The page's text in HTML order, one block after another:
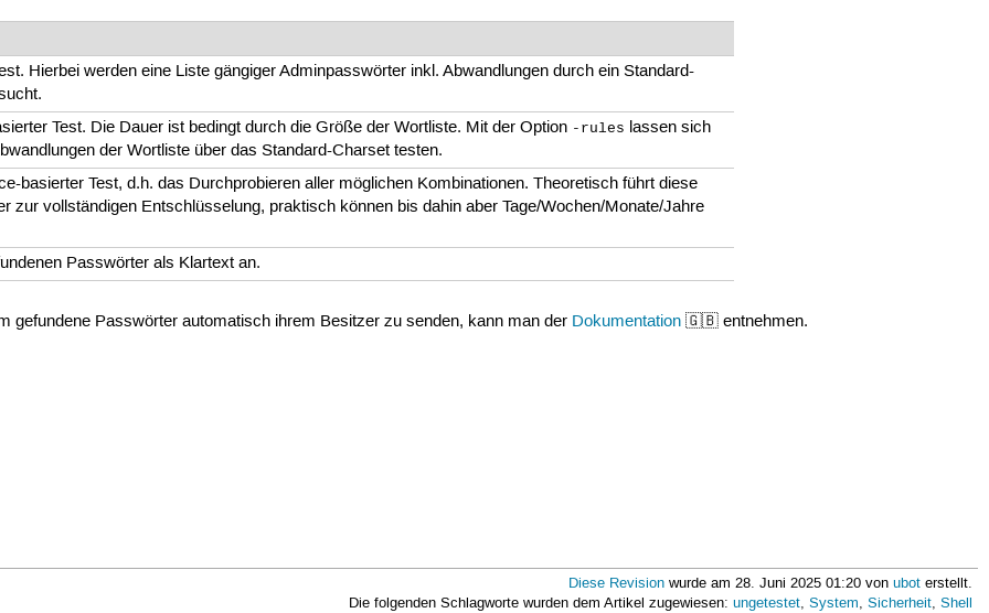
Hierbei werden eine Liste gängiger Adminpasswörter inkl. Abwandlungen durch ein Standard-
Test. Die Dauer ist bedingt durch die Größe der Wortliste. Mit der Option -rules lassen sich
der Wortliste über das Standard-Charset testen.
basierter Test, d.h. das Durchprobieren aller möglichen Kombinationen. Theoretisch führt diese
zur vollständigen Entschlüsselung, praktisch können bis dahin aber Tage/Wochen/Monate/Jahre
Passwörter als Klartext an.
gefundene Passwörter automatisch ihrem Besitzer zu senden, kann man der Dokumentation 🇬🇧 entnehmen.
Diese Revision wurde am 28. Juni 2025 01:20 vonubot erstellt.
Die folgenden Schlagworte wurden dem Artikel zugewiesen:ungetestet,System,Sicherheit,Shell